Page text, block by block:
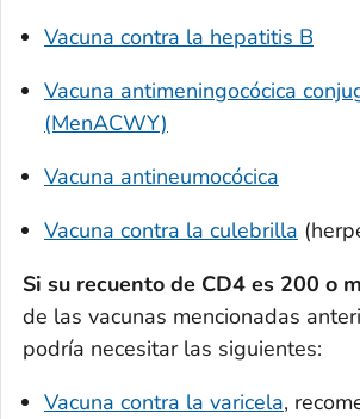
Vacuna contra la hepatitis B
Vacuna antimeningocócica
(MenACWY)
Vacuna antineumocócica
Vacuna contra la culebrilla
Si su recuento de CD4 es 200 o
de las vacunas mencionadas
podría necesitar las siguientes:
Vacuna contra la varicela,